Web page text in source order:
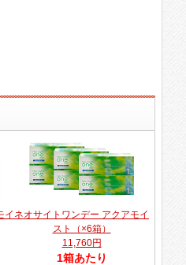
イ ネオサイトワンデー アクアモイ
スト（×6箱）
11,760円
1箱あたり